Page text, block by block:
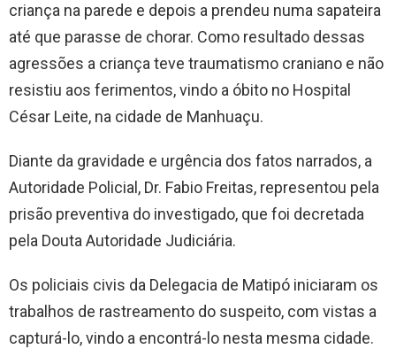
criança na parede e depois a prendeu numa sapateira
até que parasse de chorar. Como resultado dessas
agressões a criança teve traumatismo craniano e não
resistiu aos ferimentos, vindo a óbito no Hospital
César Leite, na cidade de Manhuaçu.
Diante da gravidade e urgência dos fatos narrados, a
Autoridade Policial, Dr. Fabio Freitas, representou pela
prisão preventiva do investigado, que foi decretada
pela Douta Autoridade Judiciária.
Os policiais civis da Delegacia de Matipó iniciaram os
trabalhos de rastreamento do suspeito, com vistas a
capturá-lo, vindo a encontrá-lo nesta mesma cidade.